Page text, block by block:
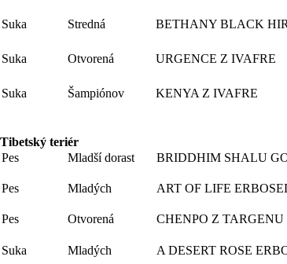
Suka Stredná BETHANY BLACK
Suka Otvorená URGENCE Z IVAFRE
Suka Šampiónov KENYA Z IVAFRE
Tibetský teriér
Pes
Mladší dorast BRIDDHIM SHALU
Pes Mladých ART OF LIFE
Pes Otvorená CHENPO Z TARGENU
Suka Mladých A DESERT ROSE